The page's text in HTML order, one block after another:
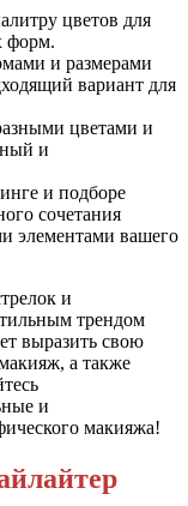
цветов для
форм.
и размерами
вариант для
цветами и
и
и подборе
сочетания
элементами вашего
и
трендом
выразить свою
а также
и
макияжа!